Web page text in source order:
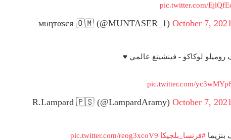
pic.twitter.com/
October 7, 2021
لوكاكو - فينشينغ عالمي ♥️
pic.twitter.com/
October 7, 2021
#فرنسا_بلجيكا pic.twitter.com/reog3xcoV9
ريمونتادا لم
صانع المجد ومسبب الأزمات.. كيف أدار
والد ميسي إمبراطورية نجله بين النجاح